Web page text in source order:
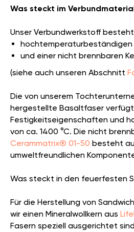
Was steckt im
Unser Verbundwerkstoff
und einer nicht brennbaren
(siehe auch unseren Abschnitt
Die von unserem
hergestellte Basaltfaser
Festigkeitseigenschaften und
von ca. 1400 °C. Die nicht
Cerammatrix® 01-50 besteht
umweltfreundlichen
Was steckt in den feuerfesten
Für die Herstellung von
wir einen Mineralwollkern aus
Fasern speziell ausgerichtet